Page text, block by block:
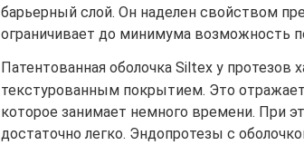
барьерный слой. Он наделен свойством
ограничивает до минимума возможность
Патентованная оболочка Siltex у протезов
текстурованным покрытием. Это
которое занимает немного времени. При
достаточно легко. Эндопротезы с